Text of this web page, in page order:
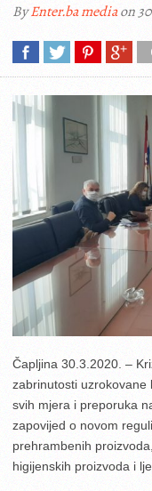
ByEnter.ba mediaon
Čapljina 30.3.2020. –
zabrinutosti uzrokovane
svih mjera i preporuka
zapovijed o novom
prehrambenih
higijenskih proizvoda i